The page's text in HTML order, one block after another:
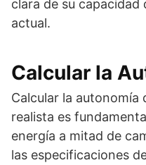
clara de su
actual.
Calcular la
Calcular la autonomía
realista es
energía a mitad de
las especificaciones